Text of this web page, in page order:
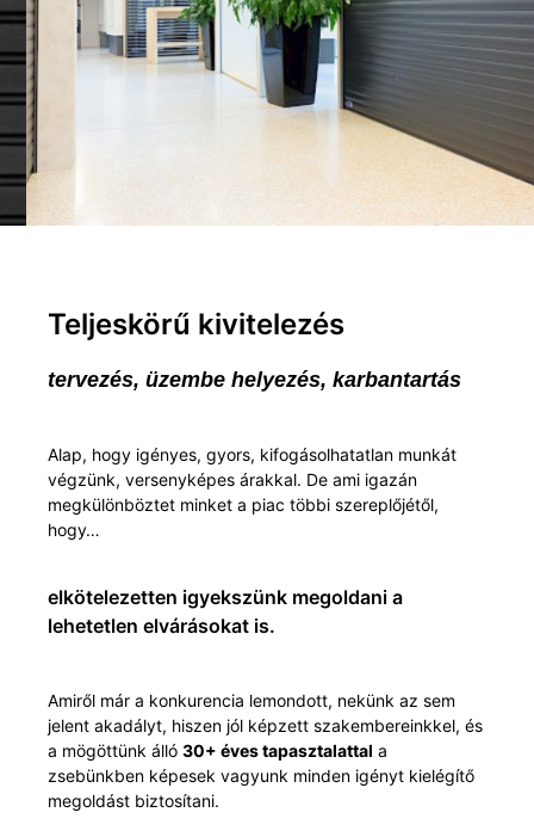
Teljeskörű kivitelezés
tervezés, üzembe helyezés, karbantartás
Alap, hogy igényes, gyors, kifogásolhatatlan munkát
végzünk, versenyképes árakkal. De ami igazán
megkülönböztet minket a piac többi szereplőjétől,
hogy…
elkötelezetten igyekszünk megoldani a
lehetetlen elvárásokat is.
Amiről már a konkurencia lemondott, nekünk az sem
jelent akadályt, hiszen jól képzett szakembereinkkel, és
a mögöttünk álló 30+ éves tapasztalattal a
zsebünkben képesek vagyunk minden igényt kielégítő
megoldást biztosítani.